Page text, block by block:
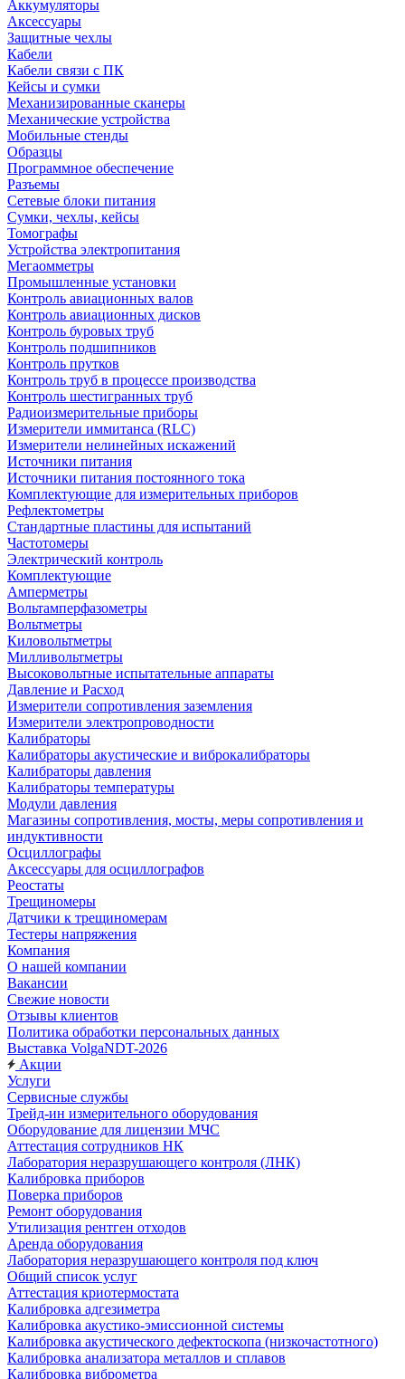
Аккумуляторы
Аксессуары
Защитные чехлы
Кабели
Кабели связи с ПК
Кейсы и сумки
Механизированные сканеры
Механические устройства
Мобильные стенды
Образцы
Программное обеспечение
Разъемы
Сетевые блоки питания
Сумки, чехлы, кейсы
Томографы
Устройства электропитания
Мегаомметры
Промышленные установки
Контроль авиационных валов
Контроль авиационных дисков
Контроль буровых труб
Контроль подшипников
Контроль прутков
Контроль труб в процессе производства
Контроль шестигранных труб
Радиоизмерительные приборы
Измерители иммитанса (RLC)
Измерители нелинейных искажений
Источники питания
Источники питания постоянного тока
Комплектующие для измерительных приборов
Рефлектометры
Стандартные пластины для испытаний
Частотомеры
Электрический контроль
Комплектующие
Амперметры
Вольтамперфазометры
Вольтметры
Киловольтметры
Милливольтметры
Высоковольтные испытательные аппараты
Давление и Расход
Измерители сопротивления заземления
Измерители электропроводности
Калибраторы
Калибраторы акустические и виброкалибраторы
Калибраторы давления
Калибраторы температуры
Модули давления
Магазины сопротивления, мосты, меры сопротивления и
индуктивности
Осциллографы
Аксессуары для осциллографов
Реостаты
Трещиномеры
Датчики к трещиномерам
Тестеры напряжения
Компания
О нашей компании
Вакансии
Свежие новости
Отзывы клиентов
Политика обработки персональных данных
Выставка VolgaNDT-2026
Акции
Услуги
Сервисные службы
Трейд-ин измерительного оборудования
Оборудование для лицензии МЧС
Аттестация сотрудников НК
Лаборатория неразрушающего контроля (ЛНК)
Калибровка приборов
Поверка приборов
Ремонт оборудования
Утилизация рентген отходов
Аренда оборудования
Лаборатория неразрушающего контроля под ключ
Общий список услуг
Аттестация криотермостата
Калибровка адгезиметра
Калибровка акустико-эмиссионной системы
Калибровка акустического дефектоскопа (низкочастотного)
Калибровка анализатора металлов и сплавов
Калибровка виброметра